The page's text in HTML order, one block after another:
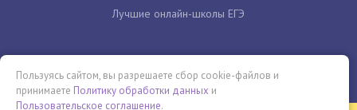
Лучшие онлайн-школы ЕГЭ
Пользуясь сайтом, вы разрешаете сбор cookie-файлов и
принимаете Политику обработки данных и
Пользовательское соглашение.